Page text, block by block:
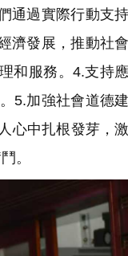
通過實際行動支
濟發展，推動社
和服務。4.支持
5.加強社會道德
心中扎根發芽，
。